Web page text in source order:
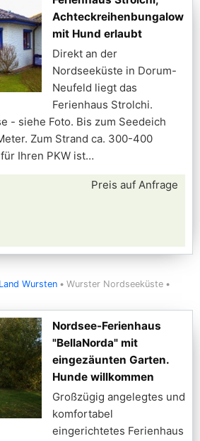
Achteckreihenbungalow
mit Hund erlaubt
Direkt an der
Nordseeküste in Dorum-
Neufeld liegt das
Ferienhaus Strolchi.
- siehe Foto. Bis zum Seedeich
Zum Strand ca. 300-400
Ihren PKW ist
Preis auf Anfrage
Land Wursten
Wurster Nordseeküste
Nordsee-Ferienhaus
"BellaNorda" mit
eingezäunten Garten.
Hunde willkommen
Großzügig angelegtes und
komfortabel
eingerichtetes Ferienhaus